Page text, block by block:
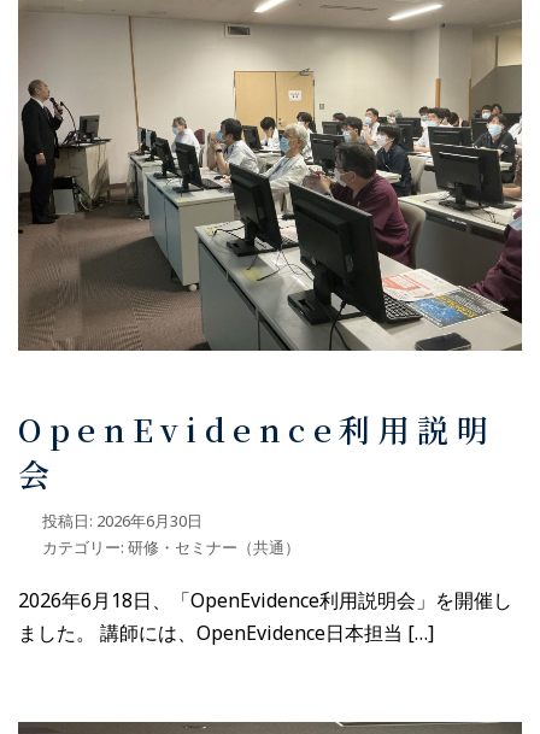
OpenEvidence利用説明
会
投稿日: 2026年6月30日
カテゴリー: 研修・セミナー（共通）
2026年6月18日、「OpenEvidence利用説明会」を開催し
ました。 講師には、OpenEvidence日本担当 […]